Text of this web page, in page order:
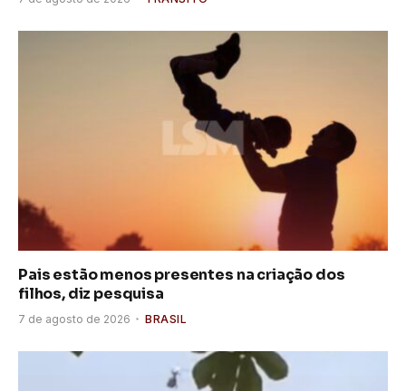
Pais estão menos presentes na criação dos
filhos, diz pesquisa
7 de agosto de 2026 BRASIL